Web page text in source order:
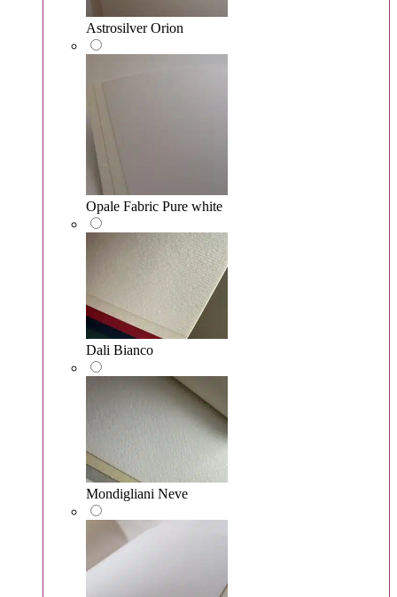
Astrosilver Orion
Opale Fabric Pure white
Dali Bianco
Mondigliani Neve